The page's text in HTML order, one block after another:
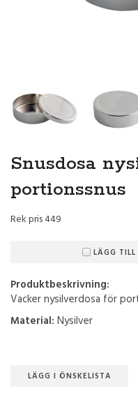
Snusdosa
portionssnus
Rek pris 449
LÄGG
Produktbeskrivning:
Vacker nysilverdosa för
Material: Nysilver
LÄGG I ÖNSKELISTA